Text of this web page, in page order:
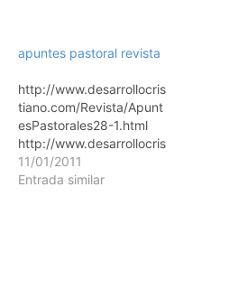
apuntes pastoral revista
http://www.desarrollocris
tiano.com/Revista/Apunt
esPastorales28-1.html
http://www.desarrollocris
tiano.com/Revista/Apunt
esPastorales28-3.html
11/01/2011
Entrada similar